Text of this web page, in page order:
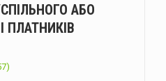
АБО
ПЛАТНИКІВ